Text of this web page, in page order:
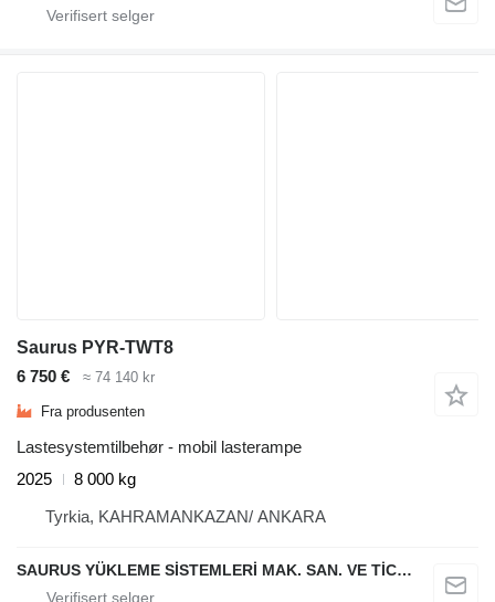
Saurus PYR-TWT8
6 750 €
≈ 74 140 kr
Fra produsenten
Lastesystemtilbehør - mobil lasterampe
2025
8 000 kg
Tyrkia, KAHRAMANKAZAN/ ANKARA
SAURUS YÜKLEME SİSTEMLERİ MAK. SAN. VE TİC. LTD. ŞTİ.